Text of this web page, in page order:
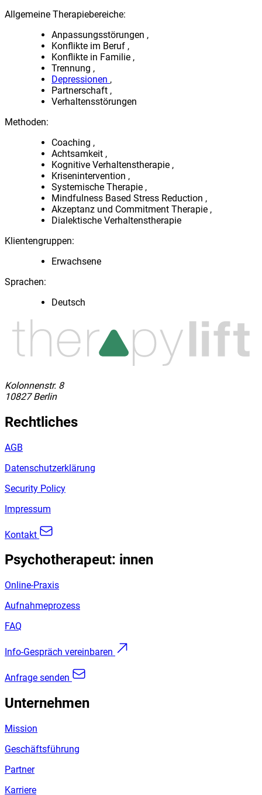
Allgemeine Therapiebereiche:
Anpassungsstörungen
Konflikte im Beruf
Konflikte in Familie
Trennung
Depressionen
Partnerschaft
Verhaltensstörungen
Methoden:
Coaching
Achtsamkeit
Kognitive Verhaltenstherapie
Krisenintervention
Systemische Therapie
Mindfulness Based Stress Reduction
Akzeptanz und Commitment Therapie
Dialektische Verhaltenstherapie
Klientengruppen:
Erwachsene
Sprachen:
Deutsch
Kolonnenstr. 8
10827 Berlin
Rechtliches
AGB
Datenschutzerklärung
Security Policy
Impressum
Kontakt
Psychotherapeut: innen
Online-Praxis
Aufnahmeprozess
FAQ
Info-Gespräch vereinbaren
Anfrage senden
Unternehmen
Mission
Geschäftsführung
Partner
Karriere